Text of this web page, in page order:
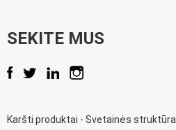
SEKITE MUS
Karšti produktai - Svetainės struktūra